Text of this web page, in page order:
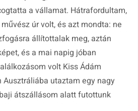
a vállamat. Hátrafordultam,
úr volt, és azt mondta: ne
állítottalak meg, aztán
és a mai napig jóban
volt Kiss Ádám
utaztam egy nagy
átszállásom alatt futottunk